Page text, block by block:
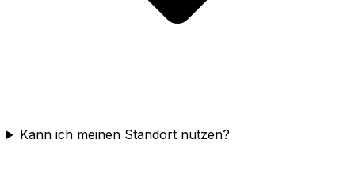
Kann ich meinen Standort nutzen?